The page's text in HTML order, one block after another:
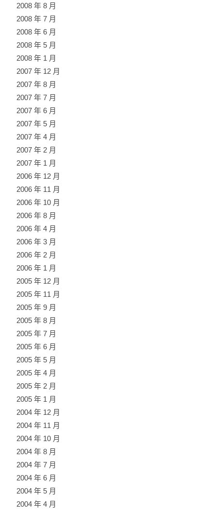
2008 年 8 月
2008 年 7 月
2008 年 6 月
2008 年 5 月
2008 年 1 月
2007 年 12 月
2007 年 8 月
2007 年 7 月
2007 年 6 月
2007 年 5 月
2007 年 4 月
2007 年 2 月
2007 年 1 月
2006 年 12 月
2006 年 11 月
2006 年 10 月
2006 年 8 月
2006 年 4 月
2006 年 3 月
2006 年 2 月
2006 年 1 月
2005 年 12 月
2005 年 11 月
2005 年 9 月
2005 年 8 月
2005 年 7 月
2005 年 6 月
2005 年 5 月
2005 年 4 月
2005 年 2 月
2005 年 1 月
2004 年 12 月
2004 年 11 月
2004 年 10 月
2004 年 8 月
2004 年 7 月
2004 年 6 月
2004 年 5 月
2004 年 4 月